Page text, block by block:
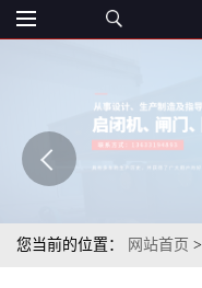
您当前的位置： 网站首页 >